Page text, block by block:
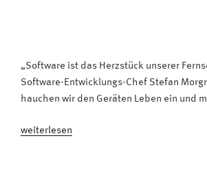
„Software ist das Herzstück unserer
Software-Entwicklungs-Chef Stefan
hauchen wir den Geräten Leben ein und
„Ein
weiterlesen